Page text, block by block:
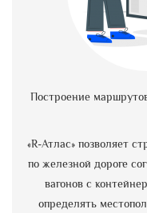
Построение
«R-Атлас» позволяет
по железной дороге
вагонов с
определять